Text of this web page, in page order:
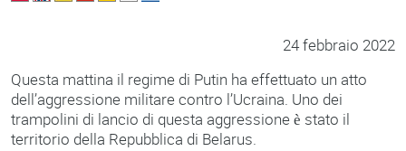
24 febbraio 2022
Questa mattina il regime di Putin ha effettuato un atto
dell’aggressione militare contro l’Ucraina. Uno dei
trampolini di lancio di questa aggressione è stato il
territorio della Repubblica di Belarus.